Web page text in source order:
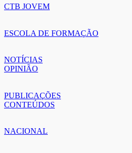
CTB JOVEM
ESCOLA DE FORMAÇÃO
NOTÍCIAS
OPINIÃO
PUBLICAÇÕES
CONTEÚDOS
NACIONAL